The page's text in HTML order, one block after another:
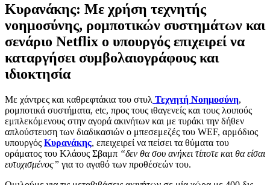
Κυρανάκης: Με χρήση τεχνητής
νοημοσύνης, ρομποτικών συστημάτων και
σενάριο Netflix ο υπουργός επιχειρεί να
καταργήσει συμβολαιογράφους και
ιδιοκτησία
Με χάντρες και καθρεφτάκια του στυλ Τεχνητή Νοημοσύνη,
ρομποτικά συστήματα, etc, προς τους ιθαγενείς και τους λοιπούς
εμπλεκόμενους στην αγορά ακινήτων και με τυράκι την δήθεν
απλούστευση των διαδικασιών ο μπεσεμεζές του WEF, αρμόδιος
υπουργός Κυρανάκης, επειχειρεί να πείσει τα θύματα του
οράματος του Κλάους Σβαμπ “δεν θα σου ανήκει τίποτε και θα είσαι
ευτυχισμένος” για το αγαθό των προθέσεών του.